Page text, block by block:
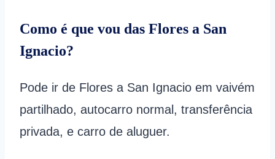
Como é que vou das Flores a San
Ignacio?
Pode ir de Flores a San Ignacio em vaivém
partilhado, autocarro normal, transferência
privada, e carro de aluguer.